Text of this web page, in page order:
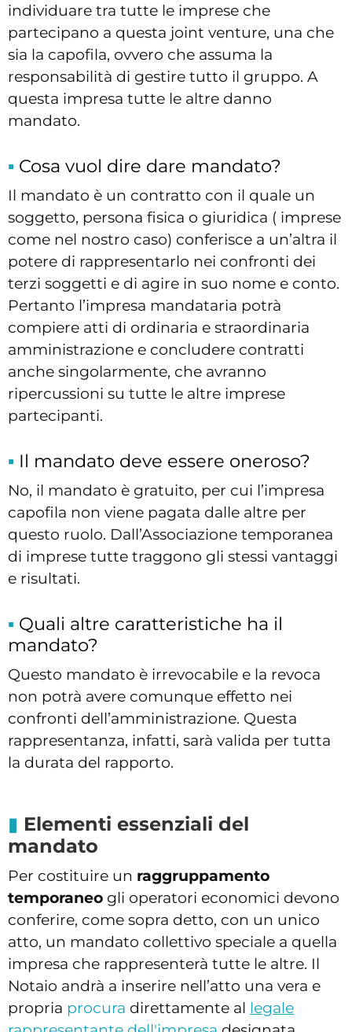
individuare tra tutte le imprese che
partecipano a questa joint venture, una che
sia la capofila, ovvero che assuma la
responsabilità di gestire tutto il gruppo. A
questa impresa tutte le altre danno
mandato.
Cosa vuol dire dare mandato?
Il mandato è un contratto con il quale un
soggetto, persona fisica o giuridica ( imprese
come nel nostro caso) conferisce a un’altra il
potere di rappresentarlo nei confronti dei
terzi soggetti e di agire in suo nome e conto.
Pertanto l’impresa mandataria potrà
compiere atti di ordinaria e straordinaria
amministrazione e concludere contratti
anche singolarmente, che avranno
ripercussioni su tutte le altre imprese
partecipanti.
Il mandato deve essere oneroso?
No, il mandato è gratuito, per cui l’impresa
capofila non viene pagata dalle altre per
questo ruolo. Dall’Associazione temporanea
di imprese tutte traggono gli stessi vantaggi
e risultati.
Quali altre caratteristiche ha il
mandato?
Questo mandato è irrevocabile e la revoca
non potrà avere comunque effetto nei
confronti dell’amministrazione. Questa
rappresentanza, infatti, sarà valida per tutta
la durata del rapporto.
Elementi essenziali del
mandato
Per costituire un raggruppamento
temporaneo gli operatori economici devono
conferire, come sopra detto, con un unico
atto, un mandato collettivo speciale a quella
impresa che rappresenterà tutte le altre. Il
Notaio andrà a inserire nell’atto una vera e
propria procura direttamente al legale